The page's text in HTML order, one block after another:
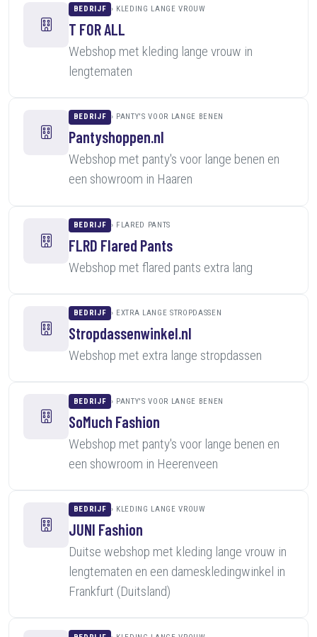
BEDRIJF KLEDING LANGE VROUW
T FOR ALL
Webshop met kleding lange vrouw in
lengtematen
BEDRIJF PANTY'S VOOR LANGE BENEN
Pantyshoppen.nl
Webshop met panty's voor lange benen en
een showroom in Haaren
BEDRIJF FLARED PANTS
FLRD Flared Pants
Webshop met flared pants extra lang
BEDRIJF EXTRA LANGE STROPDASSEN
Stropdassenwinkel.nl
Webshop met extra lange stropdassen
BEDRIJF PANTY'S VOOR LANGE BENEN
SoMuch Fashion
Webshop met panty's voor lange benen en
een showroom in Heerenveen
BEDRIJF KLEDING LANGE VROUW
JUNI Fashion
Duitse webshop met kleding lange vrouw in
lengtematen en een dameskledingwinkel in
Frankfurt (Duitsland)